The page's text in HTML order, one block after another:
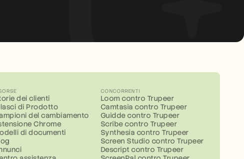
dei clienti
di Prodotto
del cambiamento
Chrome
di documenti
CONCORRENTI
Loom contro Trupeer
Camtasia contro Trupeer
Guidde contro Trupeer
Scribe contro Trupeer
Synthesia contro Trupeer
Screen Studio contro Trupeer
Descript contro Trupeer